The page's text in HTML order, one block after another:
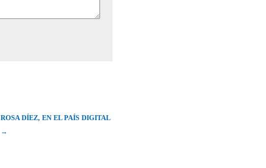
ROSA DÍEZ, EN EL PAÍS DIGITAL
→